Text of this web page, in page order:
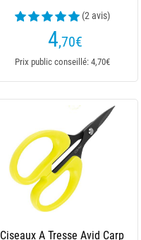
(2 avis)
4,70€
Prix public conseillé: 4,70€
Ciseaux A Tresse Avid Carp